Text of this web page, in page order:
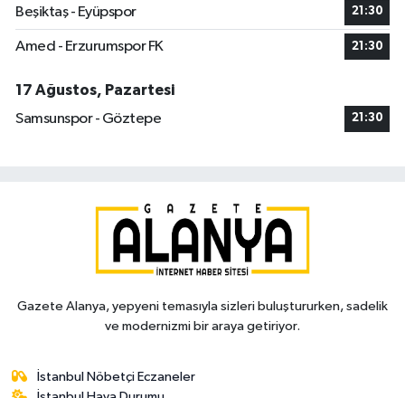
Beşiktaş - Eyüpspor 21:30
Amed - Erzurumspor FK 21:30
17 Ağustos, Pazartesi
Samsunspor - Göztepe
21:30
Gazete Alanya, yepyeni temasıyla sizleri buluştururken, sadelik
ve modernizmi bir araya getiriyor.
İstanbul Nöbetçi Eczaneler